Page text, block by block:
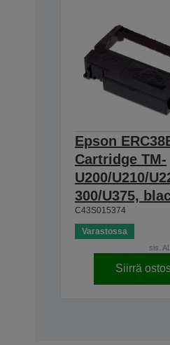
Epson
Cartridge TM-
U200/U210/
300/U375,
C43S015374
Varastossa
sis.
Siirrä